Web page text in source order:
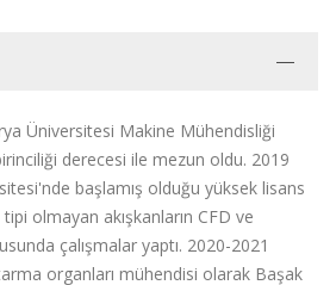
Üniversitesi Makine Mühendisliği
derecesi ile mezun oldu. 2019
başlamış olduğu yüksek lisans
olmayan akışkanların CFD ve
çalışmalar yaptı. 2020-2021
organları mühendisi olarak Başak